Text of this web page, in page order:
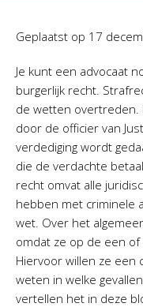
Geplaatst op 17
Je kunt een advocaat
burgerlijk recht.
de wetten overtreden.
door de officier van
verdediging wordt
die de verdachte
recht omvat alle
hebben met criminele
wet. Over het
omdat ze op de een of
Hiervoor willen ze een
weten in welke
vertellen het in deze